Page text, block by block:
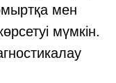
мен
мүмкін.